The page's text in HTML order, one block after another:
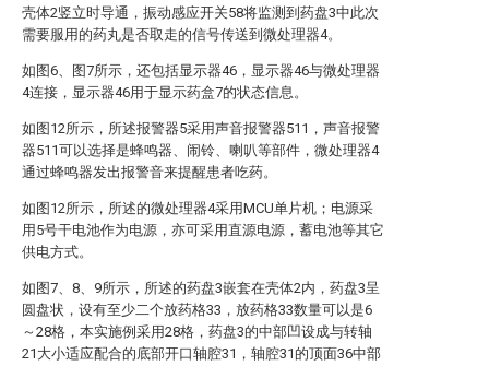
壳体2竖立时导通，振动感应开关58将监测到药盘3中此次
需要服用的药丸是否取走的信号传送到微处理器4。
如图6、图7所示，还包括显示器46，显示器46与微处理器
4连接，显示器46用于显示药盒7的状态信息。
如图12所示，所述报警器5采用声音报警器511，声音报警
器511可以选择是蜂鸣器、闹铃、喇叭等部件，微处理器4
通过蜂鸣器发出报警音来提醒患者吃药。
如图12所示，所述的微处理器4采用MCU单片机；电源采
用5号干电池作为电源，亦可采用直源电源，蓄电池等其它
供电方式。
如图7、8、9所示，所述的药盘3嵌套在壳体2内，药盘3呈
圆盘状，设有至少二个放药格33，放药格33数量可以是6
～28格，本实施例采用28格，药盘3的中部凹设成与转轴
21大小适应配合的底部开口轴腔31，轴腔31的顶面36中部